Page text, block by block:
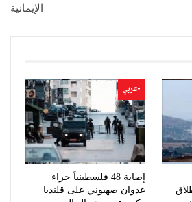
الإيمانية
-عربي
إصابة 48 فلسطينياً جراء
عدوان صهيوني على قلنديا